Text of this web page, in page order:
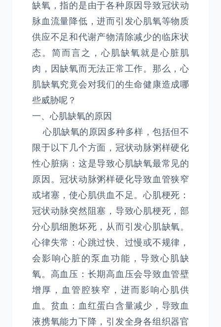
缺氧，指的是由于各种原因导致冠状动
脉血流量降低，进而引发心肌氧等物质
供应不足和代谢产物清除减少的临床状
态。简而言之，心肌缺氧就是心脏肌
肉，因缺氧而无法正常工作。那么，心
肌缺氧究竟会对我们的生命健康造成哪
些威胁呢？
一、心肌缺氧的原因
心肌缺氧的原因多种多样，包括但不
限于以下几个方面，冠状动脉粥样硬化
性心脏病：这是导致心肌缺氧最常见的
原因。冠状动脉粥样硬化导致血管狭窄
或堵塞，使心肌供血不足。心肌梗死：
冠状动脉突然阻塞，导致心肌梗死，部
分心肌细胞坏死，从而引发心肌缺氧。
心律失常：心跳过快、过慢或不规律，
会影响心脏的泵血功能，导致心肌缺
氧。高血压：长期高血压会导致血管壁
增厚，血管腔狭窄，进而影响心肌供
血。贫血：血红蛋白含量减少，导致血
液携氧能力下降，引发全身各组织器官